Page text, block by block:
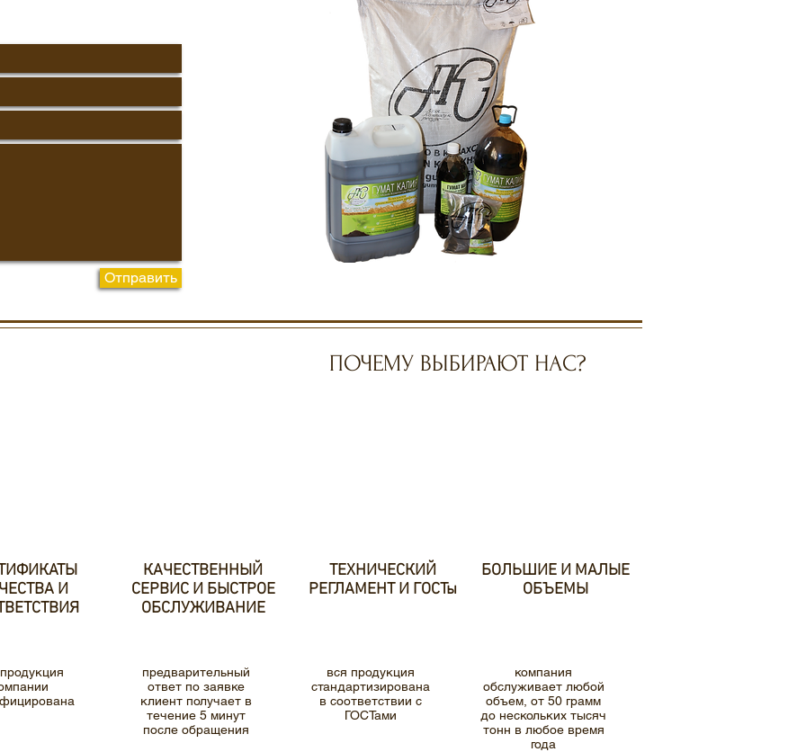
Отправить
ПОЧЕМУ ВЫБИРАЮТ НАС?
И
КАЧЕСТВЕННЫЙ
СЕРВИС И БЫСТРОЕ
ОБСЛУЖИВАНИЕ
ТЕХНИЧЕСКИЙ
РЕГЛАМЕНТ И ГОСТы
БОЛЬШИЕ И МАЛЫЕ
ОБЪЕМЫ
предварительный
ответ по заявке
клиент получает в
течение 5 минут
после обращения
вся продукция
стандартизирована
в соответствии с
ГОСТами
компания
обслуживает любой
объем, от 50 грамм
до нескольких тысяч
тонн в любое время
года